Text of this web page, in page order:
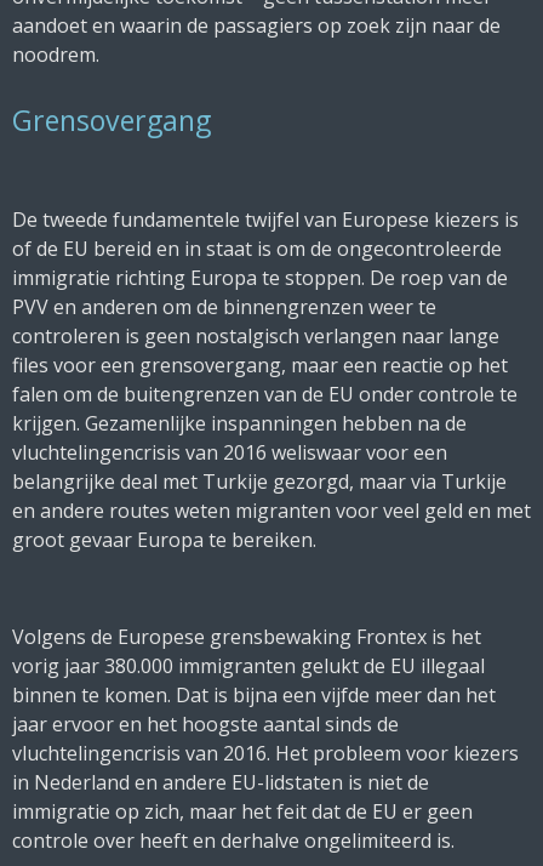
aandoet en waarin de passagiers op zoek zijn naar de
noodrem.
Grensovergang
De tweede fundamentele twijfel van Europese kiezers is
of de EU bereid en in staat is om de ongecontroleerde
immigratie richting Europa te stoppen. De roep van de
PVV en anderen om de binnengrenzen weer te
controleren is geen nostalgisch verlangen naar lange
files voor een grensovergang, maar een reactie op het
falen om de buitengrenzen van de EU onder controle te
krijgen. Gezamenlijke inspanningen hebben na de
vluchtelingencrisis van 2016 weliswaar voor een
belangrijke deal met Turkije gezorgd, maar via Turkije
en andere routes weten migranten voor veel geld en met
groot gevaar Europa te bereiken.
Volgens de Europese grensbewaking Frontex is het
vorig jaar 380.000 immigranten gelukt de EU illegaal
binnen te komen. Dat is bijna een vijfde meer dan het
jaar ervoor en het hoogste aantal sinds de
vluchtelingencrisis van 2016. Het probleem voor kiezers
in Nederland en andere EU-lidstaten is niet de
immigratie op zich, maar het feit dat de EU er geen
controle over heeft en derhalve ongelimiteerd is.